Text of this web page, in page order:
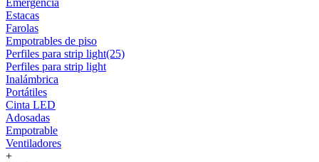
Emergencia
Estacas
Farolas
Empotrables de piso
Perfiles para strip light(25)
Perfiles para strip light
Inalámbrica
Portátiles
Cinta LED
Adosadas
Empotrable
Ventiladores
+